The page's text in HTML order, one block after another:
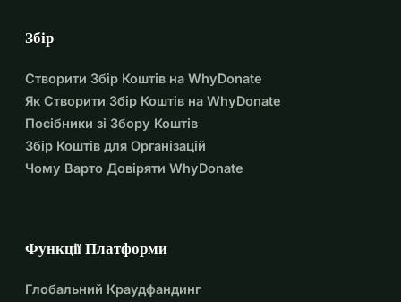
Збір
Створити Збір Коштів на WhyDonate
Як Створити Збір Коштів на WhyDonate
Посібники зі Збору Коштів
Збір Коштів для Організацій
Чому Варто Довіряти WhyDonate
Функції Платформи
Глобальний Краудфандинг